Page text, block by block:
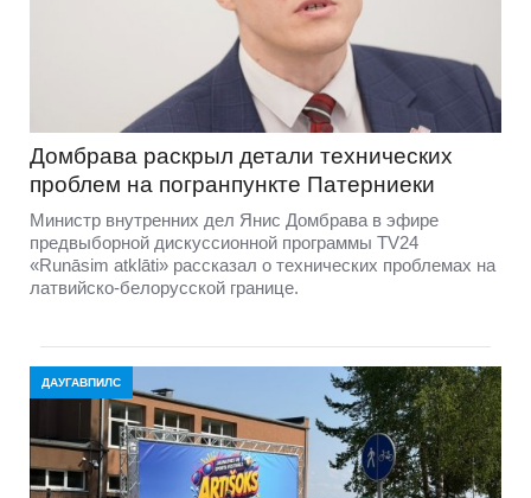
Домбравa раскрыл детали технических
проблем на погранпункте Патерниеки
Министр внутренних дел Янис Домбрава в эфире
предвыборной дискуссионной программы TV24
«Runāsim atklāti» рассказал о технических проблемах на
латвийско-белорусской границе.
ДАУГАВПИЛС